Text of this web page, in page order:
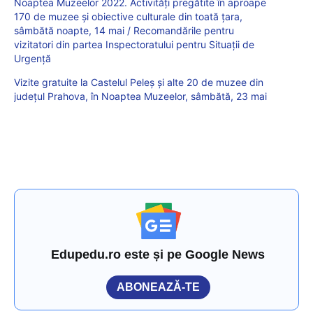
170 de muzee și obiective culturale din toată țara,
sâmbătă noapte, 14 mai / Recomandările pentru
vizitatori din partea Inspectoratului pentru Situații de
Urgență
Vizite gratuite la Castelul Peleș și alte 20 de muzee din
județul Prahova, în Noaptea Muzeelor, sâmbătă, 23 mai
Edupedu.ro este și pe Google News
ABONEAZĂ-TE